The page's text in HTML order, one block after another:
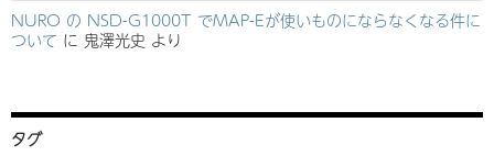
NURO の NSD-G1000T でMAP-Eが使いものにならなくなる件に
ついて に 鬼澤光史 より
タグ